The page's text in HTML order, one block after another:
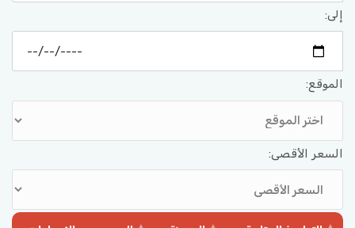
إلى:
الموقع:
السعر الأقصى: